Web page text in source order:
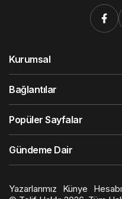
Kurumsal
Bağlantılar
Popüler Sayfalar
Gündeme Dair
Yazarlarımız Künye